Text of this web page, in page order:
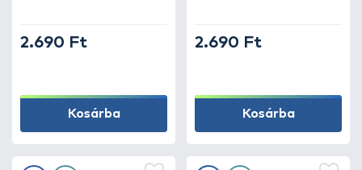
2.690 Ft
Kosárba
2.690 Ft
Kosárba